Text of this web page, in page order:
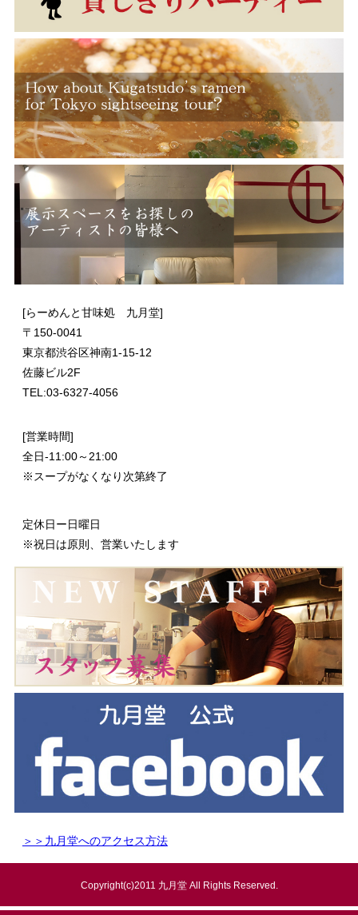
[らーめんと甘味処 九月堂]
〒 150-0041
東京都渋谷区神南1-15-12
佐藤ビル2F
TEL:03-6327-4056
[営業時間]
全日-11:00～21:00
※スープがなくなり次第終了
定休日ー日曜日
※祝日は原則、営業いたします
＞＞九月堂へのアクセス方法
Copyright(c)2011 九月堂 All Rights Reserved.